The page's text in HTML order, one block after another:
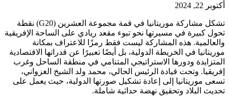
أكتوبر 22, 2024
تشكل مشاركة موريتانيا في قمة مجموعة العشرين (G20) نقطة
تحول كبيرة في مسيرتها نحو تبوء مقعد ريادي على الساحة الإفريقية
والعالمية. هذه المشاركة ليست فقط رمزًا للاعتراف بمكانة
موريتانيا في الخريطة الدولية، بل أيضًا تعبيرًا عن قدراتها الاقتصادية
المتزايدة ودورها الاستراتيجي المتنامي في منطقة الساحل وغرب
إفريقيا. وتحت قيادة الرئيس الحالي، محمد ولد الشيخ الغزواني،
تسعى موريتانيا إلى إعادة تشكيل صورتها الدولية، حيث يعمل على
تحديث البلاد وتحقيق نهضة حداثية شاملة.